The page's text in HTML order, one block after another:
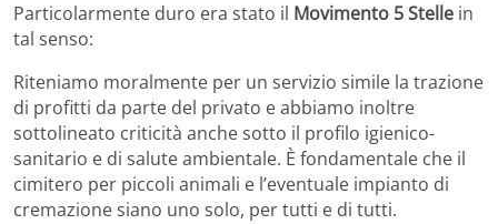
Particolarmente duro era stato il Movimento 5 Stelle in
tal senso:
Riteniamo moralmente per un servizio simile la trazione
di profitti da parte del privato e abbiamo inoltre
sottolineato criticità anche sotto il profilo igienico-
sanitario e di salute ambientale. È fondamentale che il
cimitero per piccoli animali e l’eventuale impianto di
cremazione siano uno solo, per tutti e di tutti.